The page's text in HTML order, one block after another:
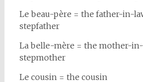
Le beau-père = the father-in-
stepfather
La belle-mère = the mother-
stepmother
Le cousin = the cousin